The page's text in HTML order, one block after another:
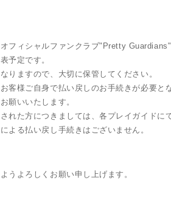
オフィシャルファンクラブ"Pretty
予定です。
りますので、大切に保管してください。
客様ご自身で払い戻しのお手続きが必要
願いいたします。
れた方につきましては、各プレイガイド
よる払い戻し手続きはございません。
うよろしくお願い申し上げます。